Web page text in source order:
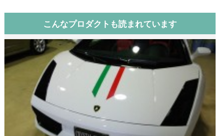
こんなプロダクトも読まれています